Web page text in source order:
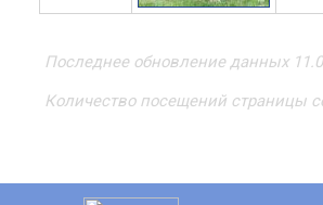
Последнее обновление данных
Количество посещений страницы